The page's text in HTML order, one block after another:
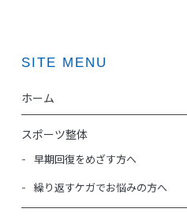
SITE MENU
ホーム
スポーツ整体
早期回復をめざす方へ
繰り返すケガでお悩みの方へ